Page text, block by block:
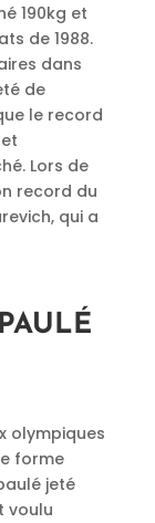
190kg et
de 1988.
dans
de
le record
Lors de
record du
qui a
olympiques
forme
jeté
voulu